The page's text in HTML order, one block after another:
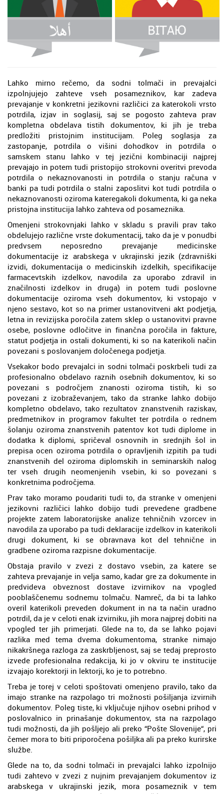
Lahko mirno rečemo, da sodni tolmači in prevajalci
izpolnjujejo zahteve vseh posameznikov, kar zadeva
prevajanje v konkretni jezikovni različici za katerokoli vrsto
potrdila, izjav in soglasij, saj se pogosto zahteva prav
kompletna obdelava tistih dokumentov, ki jih je treba
predložiti pristojnim institucijam. Poleg soglasja za
zastopanje, potrdila o višini dohodkov in potrdila o
samskem stanu lahko v tej jezični kombinaciji najprej
prevajajo in potem tudi pristopijo strokovni overitvi prevoda
potrdila o nekaznovanosti in potrdila o stanju računa v
banki pa tudi potrdila o stalni zaposlitvi kot tudi potrdila o
nekaznovanosti oziroma kateregakoli dokumenta, ki ga neka
pristojna institucija lahko zahteva od posameznika.
Omenjeni strokovnjaki lahko v skladu s pravili prav tako
obdelujejo različne vrste dokumentacij, tako da je v ponudbi
predvsem neposredno prevajanje medicinske
dokumentacije iz arabskega v ukrajinski jezik (zdravniški
izvidi, dokumentacija o medicinskih izdelkih, specifikacije
farmacevtskih izdelkov, navodila za uporabo zdravil in
značilnosti izdelkov in druga) in potem tudi poslovne
dokumentacije oziroma vseh dokumentov, ki vstopajo v
njeno sestavo, kot so na primer ustanovitveni akt podjetja,
letna in revizijska poročila zatem sklep o ustanovitvi pravne
osebe, poslovne odločitve in finančna poročila in fakture,
statut podjetja in ostali dokumenti, ki so na katerikoli način
povezani s poslovanjem določenega podjetja.
Vsekakor bodo prevajalci in sodni tolmači poskrbeli tudi za
profesionalno obdelavo raznih osebnih dokumentov, ki so
povezani s področjem znanosti oziroma tistih, ki so
povezani z izobraževanjem, tako da stranke lahko dobijo
kompletno obdelavo, tako rezultatov znanstvenih raziskav,
predmetnikov in programov fakultet ter potrdila o rednem
šolanju oziroma znanstvenih patentov kot tudi diplome in
dodatka k diplomi, spričeval osnovnih in srednjih šol in
prepisa ocen oziroma potrdila o opravljenih izpitih pa tudi
znanstvenih del oziroma diplomskih in seminarskih nalog
ter vseh drugih neomenjenih vsebin, ki so povezani s
konkretnima področjema.
Prav tako moramo poudariti tudi to, da stranke v omenjeni
jezikovni različici lahko dobijo tudi prevedene gradbene
projekte zatem laboratorijske analize tehničnih vzorcev in
navodila za uporabo pa tudi deklaracije izdelkov in katerikoli
drugi dokument, ki se obravnava kot del tehnične in
gradbene oziroma razpisne dokumentacije.
Obstaja pravilo v zvezi z dostavo vsebin, za katere se
zahteva prevajanje in velja samo, kadar gre za dokumente in
predvideva obveznost dostave izvirnikov na vpogled
pooblaščenemu sodnemu tolmaču. Namreč, da bi ta lahko
overil katerikoli preveden dokument in na ta način uradno
potrdil, da je v celoti enak izvirniku, jih mora najprej dobiti na
vpogled ter jih primerjati. Glede na to, da se lahko pojavi
razlika med tema dvema dokumentoma, stranke nimajo
nikakršnega razloga za zaskrbljenost, saj se tedaj preprosto
izvede profesionalna redakcija, ki jo v okviru te institucije
izvajajo korektorji in lektorji, ko je to potrebno.
Treba je torej v celoti spoštovati omenjeno pravilo, tako da
imajo stranke na razpolago tri možnosti pošiljanja izvirnih
dokumentov. Poleg tiste, ki vključuje njihov osebni prihod v
poslovalnico in prinašanje dokumentov, sta na razpolago
tudi možnosti, da jih pošljejo ali preko “Pošte Slovenije“, pri
čemer mora to biti priporočena pošiljka ali pa preko kurirske
službe.
Glede na to, da sodni tolmači in prevajalci lahko izpolnijo
tudi zahtevo v zvezi z nujnim prevajanjem dokumentov iz
arabskega v ukrajinski jezik, mora posameznik v tem